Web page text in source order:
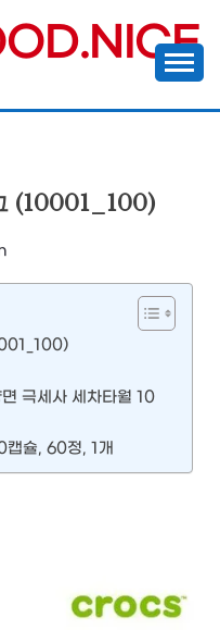
(10001_100)
극세사 세차타월 10
캡슐, 60정, 1개